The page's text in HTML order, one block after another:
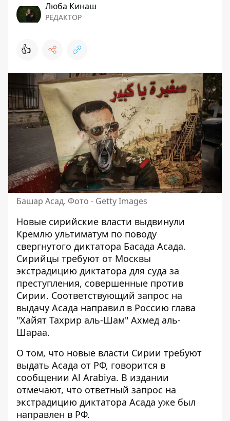
Люба Кинаш
РЕДАКТОР
👍
Башар Асад. Фото - Getty Images
Новые сирийские власти выдвинули
Кремлю ультиматум по поводу
свергнутого диктатора Басада Асада.
Сирийцы требуют от Москвы
экстрадицию диктатора для суда за
преступления, совершенные против
Сирии. Соответствующий запрос на
выдачу Асада направил в Россию глава
"Хайят Тахрир аль-Шам" Ахмед аль-
Шараа.
О том, что новые власти Сирии требуют
выдать Асада от РФ, говорится в
сообщении Al Arabiya. В издании
отмечают, что ответный запрос на
экстрадицию диктатора Асада уже был
направлен в РФ.